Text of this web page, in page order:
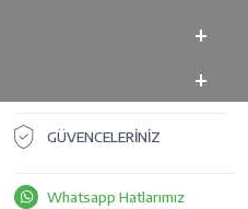
GÜVENCELERİNİZ
Whatsapp Hatlarımız